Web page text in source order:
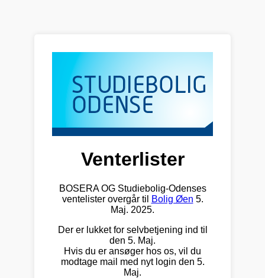
Venterlister
BOSERA OG Studiebolig-Odenses
ventelister overgår til
Bolig Øen 5.
Maj. 2025.
Der er lukket for selvbetjening ind til
den 5. Maj.
Hvis du er ansøger hos os, vil du
modtage mail med nyt login den 5.
Maj.